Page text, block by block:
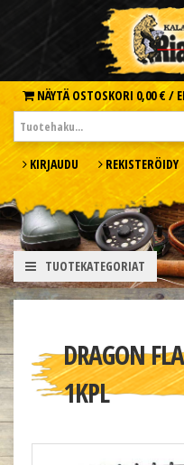
NÄYTÄ OSTOSKORI 0,00 € /
KIRJAUDU REKISTERÖIDY
TUOTEKATEGORIAT
DRAGON
1KPL